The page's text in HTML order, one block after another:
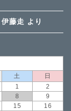
伊藤走 より
土
日
1
2
8
9
15
16